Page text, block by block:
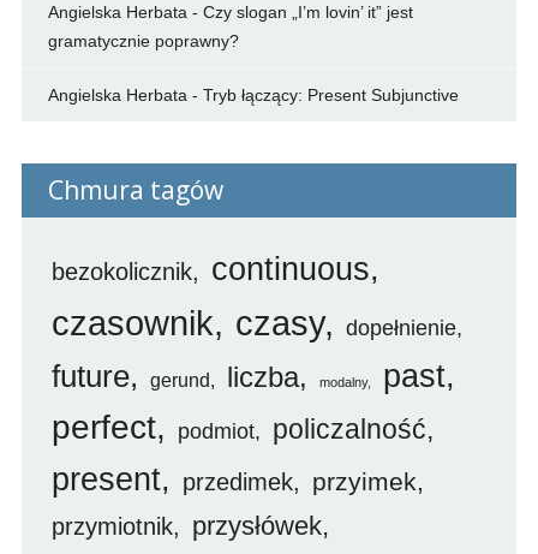
Angielska Herbata - Czy slogan „I’m lovin’ it” jest
gramatycznie poprawny?
Angielska Herbata - Tryb łączący: Present Subjunctive
Chmura tagów
bezokolicznik continuous
czasownik czasy dopełnienie
future gerund liczba modalny past
perfect podmiot policzalność
present przedimek przyimek
przymiotnik przysłówek